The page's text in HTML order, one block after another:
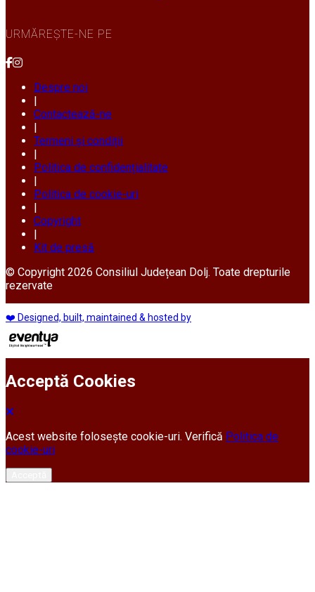
URMĂREȘTE-NE PE
Despre noi
|
Contactează-ne
|
Termeni și condiții
|
Politica de confidențialitate
|
Politica de cookie-uri
|
Copyright
|
Kit de presă
© Copyright 2026 Consiliul Județean Dolj. Toate drepturile
rezervate
❤️ Designed, built, maintained & hosted by
Acceptă Cookies
Acest website folosește cookie-uri. Verifică Politica de
cookie-uri